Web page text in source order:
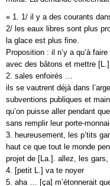
« 1. 1/ il y a des courants
2/ les eaux libres sont plus
la glace est plus fine.
Proposition : il n’y a qu’à
avec des bâtons et mettre
2. sales enfoirés …
ils se vautrent déjà dans
subventions publiques et
qu’on puisse aller pendant
sans remplir leur porte-
3. heureusement, les p’tits
haut ce que tout le monde
projet de [La.]. allez, les
4. [petit L.] va te noyer
5. aha … [ça] m’étonnerait